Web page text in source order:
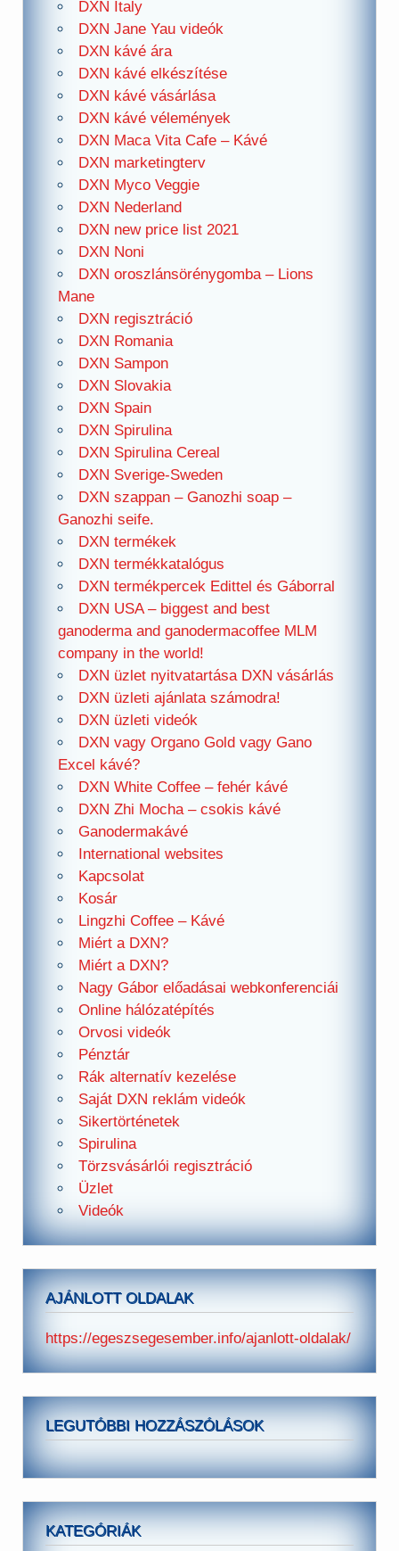
DXN Italy
DXN Jane Yau videók
DXN kávé ára
DXN kávé elkészítése
DXN kávé vásárlása
DXN kávé vélemények
DXN Maca Vita Cafe – Kávé
DXN marketingterv
DXN Myco Veggie
DXN Nederland
DXN new price list 2021
DXN Noni
DXN oroszlánsörénygomba – Lions
Mane
DXN regisztráció
DXN Romania
DXN Sampon
DXN Slovakia
DXN Spain
DXN Spirulina
DXN Spirulina Cereal
DXN Sverige-Sweden
DXN szappan – Ganozhi soap –
Ganozhi seife.
DXN termékek
DXN termékkatalógus
DXN termékpercek Edittel és Gáborral
DXN USA – biggest and best
ganoderma and ganodermacoffee MLM
company in the world!
DXN üzlet nyitvatartása DXN vásárlás
DXN üzleti ajánlata számodra!
DXN üzleti videók
DXN vagy Organo Gold vagy Gano
Excel kávé?
DXN White Coffee – fehér kávé
DXN Zhi Mocha – csokis kávé
Ganodermakávé
International websites
Kapcsolat
Kosár
Lingzhi Coffee – Kávé
Miért a DXN?
Miért a DXN?
Nagy Gábor előadásai webkonferenciái
Online hálózatépítés
Orvosi videók
Pénztár
Rák alternatív kezelése
Saját DXN reklám videók
Sikertörténetek
Spirulina
Törzsvásárlói regisztráció
Üzlet
Videók
AJÁNLOTT OLDALAK
https://egeszsegesember.info/ajanlott-oldalak/
LEGUTÓBBI HOZZÁSZÓLÁSOK
KATEGÓRIÁK